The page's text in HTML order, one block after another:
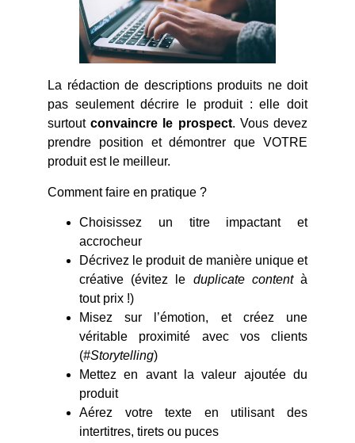
La rédaction de descriptions produits ne doit
pas seulement décrire le produit : elle doit
surtoutconvaincre le prospect. Vous devez
prendre position et démontrer que VOTRE
produit est le meilleur.
Comment faire en pratique ?
Choisissez un titre impactant et
accrocheur
Décrivez le produit de manière unique et
créative (évitez le duplicate contentà
tout prix !)
Misez sur l’émotion, et créez une
véritable proximité avec vos clients
(#Storytelling)
Mettez en avant la valeur ajoutée du
produit
Aérez votre texte en utilisant des
intertitres, tirets ou puces